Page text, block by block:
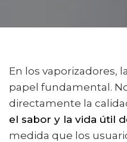
En los vaporizadores,
papel fundamental.
directamente la
el sabor y la vida útil
medida que los